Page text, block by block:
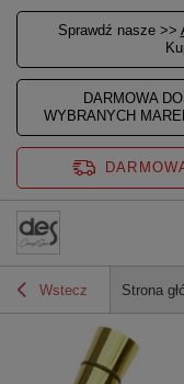
Sprawdź nasze >>
DARMOWA
WYBRANYCH
Wstecz Strona